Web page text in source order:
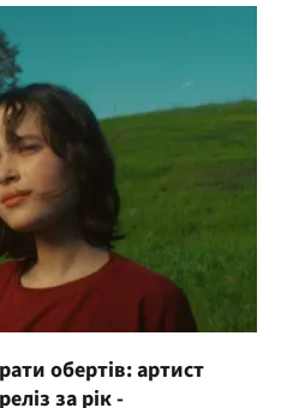
обертів: артист
за рік -